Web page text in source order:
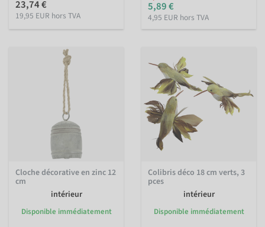
23,74 €
19,95 EUR hors TVA
5,89 €
4,95 EUR hors TVA
Cloche décorative en zinc 12
cm
intérieur
Disponible immédiatement
Colibris déco 18 cm verts, 3
pces
intérieur
Disponible immédiatement